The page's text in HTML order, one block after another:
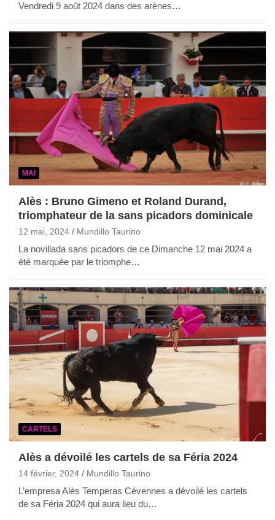
Vendredi 9 août 2024 dans des arènes…
MAI
Alès : Bruno Gimeno et Roland Durand,
triomphateur de la sans picadors dominicale
12 mai, 2024 Mundillo Taurino
La novillada sans picadors de ce Dimanche 12 mai 2024 a
été marquée par le triomphe…
CARTELS
Alès a dévoilé les cartels de sa Féria 2024
14 février, 2024 Mundillo Taurino
L’empresa Alès Temperas Cévennes a dévoilé les cartels
de sa Féria 2024 qui aura lieu du…